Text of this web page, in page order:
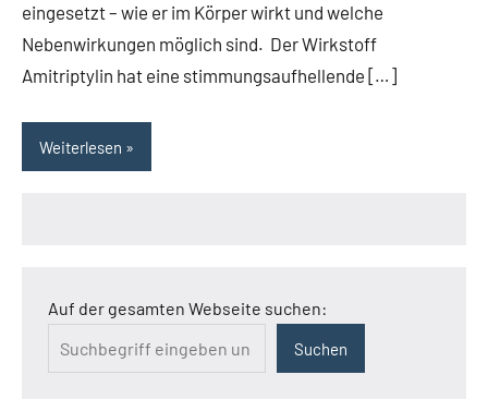
eingesetzt – wie er im Körper wirkt und welche
Nebenwirkungen möglich sind. Der Wirkstoff
Amitriptylin hat eine stimmungsaufhellende […]
Weiterlesen
Auf der gesamten Webseite suchen:
Suchen